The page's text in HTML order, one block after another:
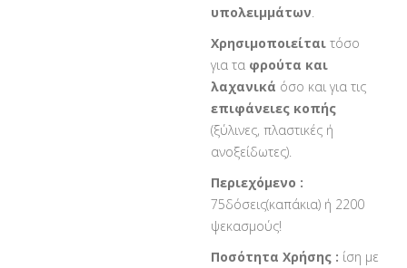
υπολειμμάτων.
Χρησιμοποιείταιτόσο
για τα φρούτα και
λαχανικά όσο και για τις
επιφάνειες κοπής
(ξύλινες, πλαστικές ή
ανοξείδωτες).
Περιεχόμενο :
75δόσεις(καπάκια) ή 2200
ψεκασμούς!
Ποσότητα Χρήσης : ίση με